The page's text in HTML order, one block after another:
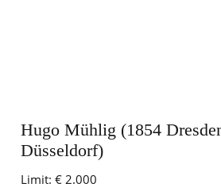
Hugo Mühlig (1854
Düsseldorf)
Limit: € 2.000